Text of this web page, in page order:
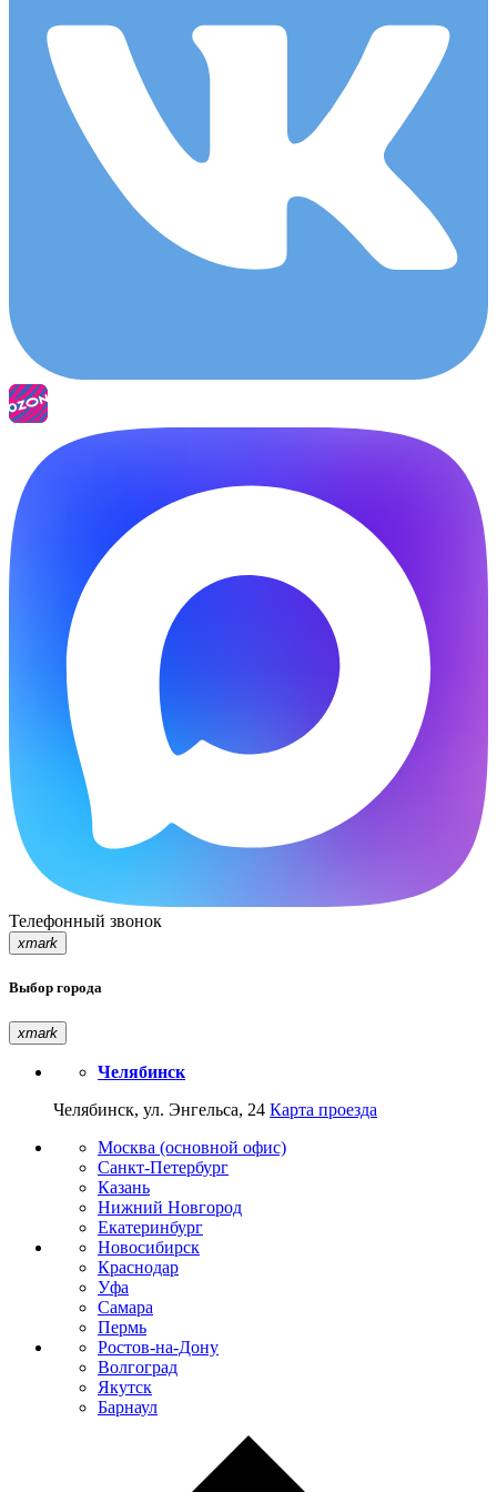
Телефонный звонок
xmark
Выбор города
xmark
Челябинск
Челябинск, ул. Энгельса, 24 Карта проезда
Москва (основной офис)
Санкт-Петербург
Казань
Нижний Новгород
Екатеринбург
Новосибирск
Краснодар
Уфа
Самара
Пермь
Ростов-на-Дону
Волгоград
Якутск
Барнаул